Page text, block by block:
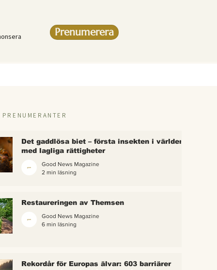
Prenumerera
–
i
Det gaddlösa biet – första insekten i världen
med lagliga rättigheter
Good News Magazine
2 min läsning
Restaureringen av Themsen
Good News Magazine
6 min läsning
Rekordår för Europas älvar: 603 barriärer